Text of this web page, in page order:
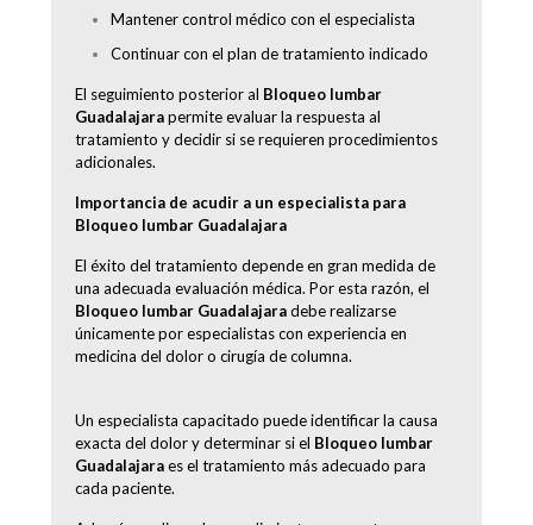
Mantener control médico con el especialista
Continuar con el plan de tratamiento indicado
El seguimiento posterior al Bloqueo lumbar
Guadalajarapermite evaluar la respuesta al
tratamiento y decidir si se requieren procedimientos
adicionales.
Importancia de acudir a un especialista para
Bloqueo lumbar Guadalajara
El éxito del tratamiento depende en gran medida de
una adecuada evaluación médica. Por esta razón, el
Bloqueo lumbar Guadalajaradebe realizarse
únicamente por especialistas con experiencia en
medicina del dolor o cirugía de columna.
Un especialista capacitado puede identificar la causa
exacta del dolor y determinar si el Bloqueo lumbar
Guadalajaraes el tratamiento más adecuado para
cada paciente.